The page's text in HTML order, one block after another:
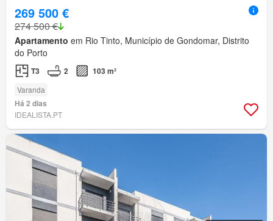
269 500 €
274 500 €
Apartamento em Rio Tinto, Município de Gondomar, Distrito
do Porto
T3 2 103 m²
Varanda
Há 2 dias
IDEALISTA.PT